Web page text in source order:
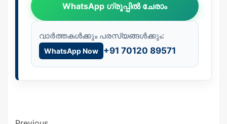
WhatsApp ഗ്രൂപ്പിൽ ചേരാം
വാർത്തകൾക്കും പരസ്യങ്ങൾക്കും:
WhatsApp Now +91 70120 89571